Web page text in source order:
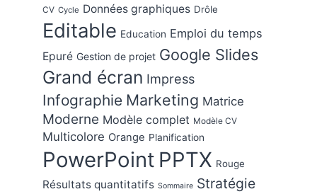
CV Cycle Données graphiques Drôle
Editable Education Emploi du temps
Epuré Gestion de projet Google Slides
Grand écran Impress
Infographie Marketing Matrice
Moderne Modèle complet Modèle CV
Multicolore Orange Planification
PowerPoint PPTX Rouge
Résultats quantitatifs Sommaire Stratégie